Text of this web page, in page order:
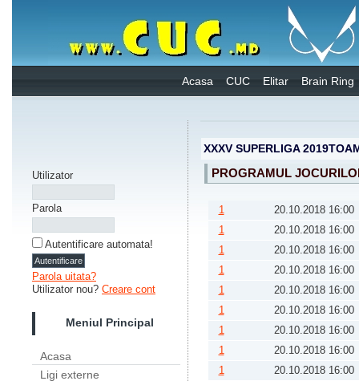
Acasa CUC Elitar Brain Ring
Utilizator
Parola
Autentificare automata!
Parola uitata?
Utilizator nou? Creare cont
Meniul Principal
Acasa
Ligi externe
XXXV SUPERLIGA
PROGRAMUL
1
20.10.2018 16:00
1
20.10.2018 16:00
1
20.10.2018 16:00
1
20.10.2018 16:00
1
20.10.2018 16:00
1
20.10.2018 16:00
1
20.10.2018 16:00
1
20.10.2018 16:00
1
20.10.2018 16:00